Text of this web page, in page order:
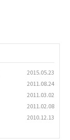
2015.05.23
2011.08.24
2011.03.02
2011.02.08
2010.12.13